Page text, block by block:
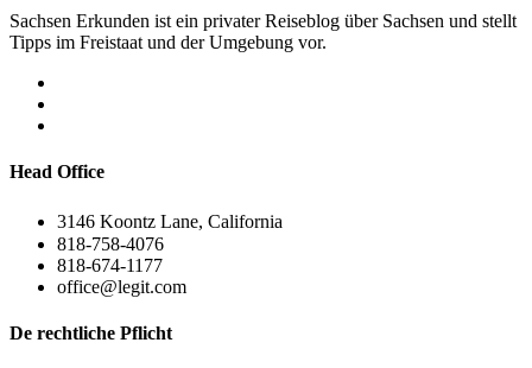
Sachsen Erkunden ist ein privater Reiseblog über Sachsen und stellt
Tipps im Freistaat und der Umgebung vor.
Head Office
3146 Koontz Lane, California
818-758-4076
818-674-1177
office@legit.com
De rechtliche Pflicht